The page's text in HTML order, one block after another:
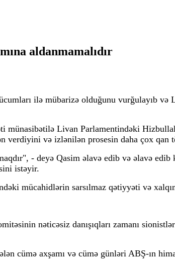
aldanmamalıdır
ilə mübarizə olduğunu vurğulayıb
münasibətilə Livan Parlamentindəki
və izlənilən prosesin daha çox qan
- deyə Qasim əlavə edib və əlavə
istəyir.
mücahidlərin sarsılmaz qətiyyəti və
nəticəsiz danışıqları zamanı
cümə axşamı və cümə günləri ABŞ-ın